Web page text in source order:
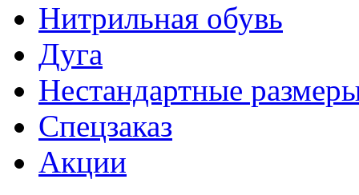
Нитрильная обувь
Дуга
Нестандартные
Спецзаказ
Акции